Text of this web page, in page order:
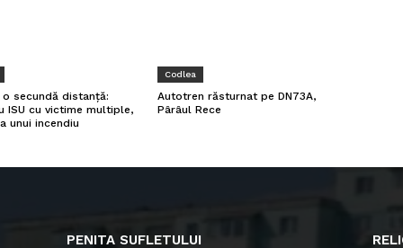
o secundă distanță:
ISU cu victime multiple,
unui incendiu
Codlea
Autotren răsturnat pe DN73A,
Pârâul Rece
PENITA SUFLETULUI